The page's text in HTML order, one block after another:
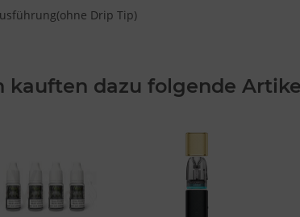
Drip Tip)
kauften dazu folgende